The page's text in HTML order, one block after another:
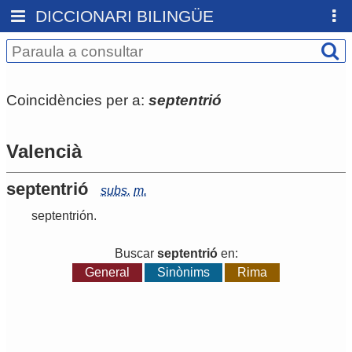
DICCIONARI BILINGÜE
Coincidències per a: septentrió
Valencià
septentrió subs. m.
septentrión.
Buscar septentrióen:
General
Sinònims Rima